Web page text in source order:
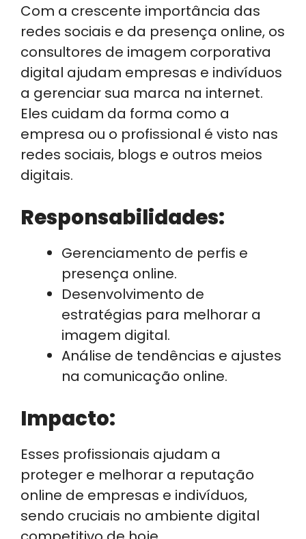
Com a crescente importância das
redes sociais e da presença online, os
consultores de imagem corporativa
digital ajudam empresas e indivíduos
a gerenciar sua marca na internet.
Eles cuidam da forma como a
empresa ou o profissional é visto nas
redes sociais, blogs e outros meios
digitais.
Responsabilidades:
Gerenciamento de perfis e
presença online.
Desenvolvimento de
estratégias para melhorar a
imagem digital.
Análise de tendências e ajustes
na comunicação online.
Impacto:
Esses profissionais ajudam a
proteger e melhorar a reputação
online de empresas e indivíduos,
sendo cruciais no ambiente digital